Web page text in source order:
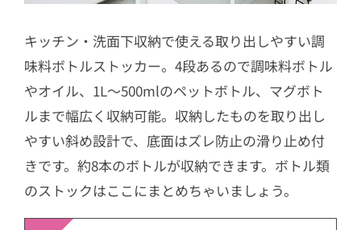
キッチン・洗面下収納で使える取り出しやすい調
味料ボトルストッカー。4段あるので調味料ボトル
やオイル、1L～500mlのペットボトル、マグボト
ルまで幅広く収納可能。収納したものを取り出し
やすい斜め設計で、底面はズレ防止の滑り止め付
きです。約8本のボトルが収納できます。ボトル類
のストックはここにまとめちゃいましょう。